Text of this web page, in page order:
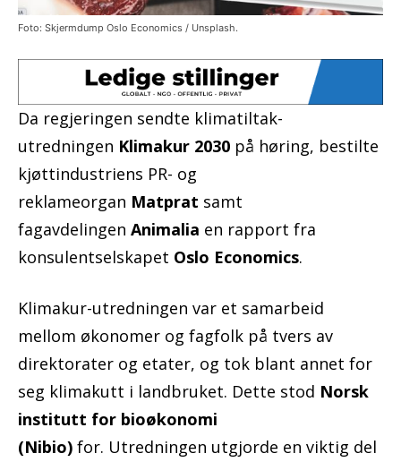
Foto: Skjermdump Oslo Economics / Unsplash.
Da regjeringen sendte klimatiltak-
utredningen Klimakur 2030 på høring, bestilte
kjøttindustriens PR- og
reklameorgan Matprat samt
fagavdelingen Animalia en rapport fra
konsulentselskapet Oslo Economics.
Klimakur-utredningen var et samarbeid
mellom økonomer og fagfolk på tvers av
direktorater og etater, og tok blant annet for
seg klimakutt i landbruket. Dette stod Norsk
institutt for bioøkonomi
(Nibio) for. Utredningen utgjorde en viktig del